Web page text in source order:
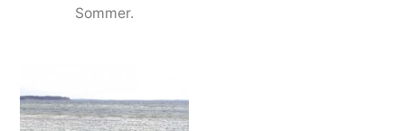
Sommer.